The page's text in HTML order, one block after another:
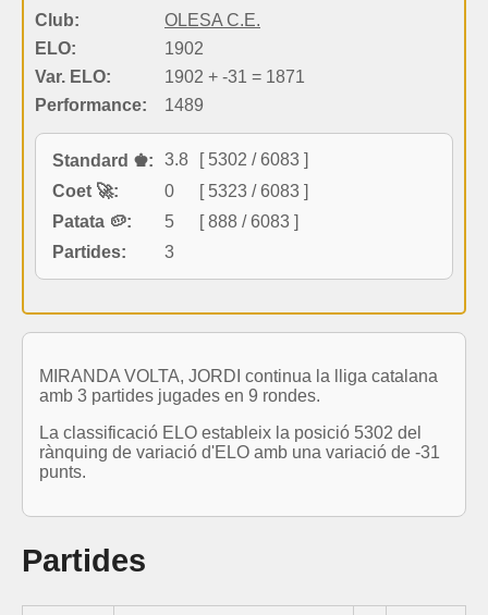
Club:
OLESA C.E.
ELO:
1902
Var. ELO:
1902 + -31 = 1871
Performance:
1489
Standard ♚: 3.8
[ 5302 / 6083 ]
Coet 🚀:
0
[ 5323 / 6083 ]
Patata 🥔:
5
[ 888 / 6083 ]
Partides:
3
MIRANDA VOLTA, JORDI continua la lliga catalana
amb 3 partides jugades en 9 rondes.
La classificació ELO estableix la posició 5302 del
rànquing de variació d'ELO amb una variació de -31
punts.
Partides